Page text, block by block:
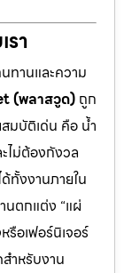
า
ทานและความ
(พลาสวูด) ถูก
มบัติเด่น คือ น้ำ
ไม่ต้องกังวล
ทั้งงานภายใน
นตกแต่ง “แผ่
รือเฟอร์นิเจอร์
ำหรับงาน